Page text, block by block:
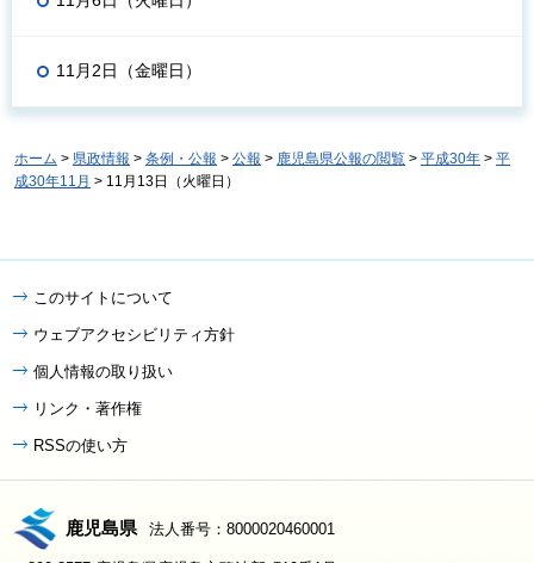
11月2日（金曜日）
ホーム > 県政情報 > 条例・公報 > 公報 > 鹿児島県公報の閲覧 > 平成30年 > 平
成30年11月 > 11月13日（火曜日）
このサイトについて
ウェブアクセシビリティ方針
個人情報の取り扱い
リンク・著作権
RSSの使い方
鹿児島県 法人番号：8000020460001